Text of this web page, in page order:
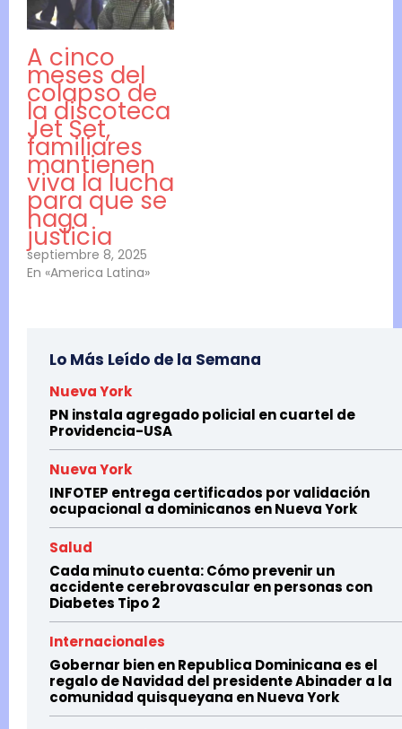
A cinco
meses del
colapso de
la discoteca
Jet Set,
familiares
mantienen
viva la lucha
para que se
haga
justicia
septiembre 8, 2025
En «America Latina»
Lo Más Leído de la Semana
Nueva York
PN instala agregado policial en cuartel de
Providencia-USA
Nueva York
INFOTEP entrega certificados por validación
ocupacional a dominicanos en Nueva York
Salud
Cada minuto cuenta: Cómo prevenir un
accidente cerebrovascular en personas con
Diabetes Tipo 2
Internacionales
Gobernar bien en Republica Dominicana es el
regalo de Navidad del presidente Abinader a la
comunidad quisqueyana en Nueva York